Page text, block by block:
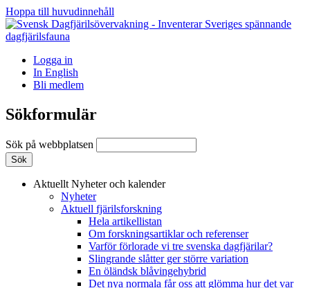
Hoppa till huvudinnehåll
Logga in
In English
Bli medlem
Sökformulär
Sök på webbplatsen
Aktuellt Nyheter och kalender
Nyheter
Aktuell fjärilsforskning
Hela artikellistan
Om forskningsartiklar och referenser
Varför förlorade vi tre svenska dagfjärilar?
Slingrande slåtter ger större variation
En öländsk blåvingehybrid
Det nya normala får oss att glömma hur det var